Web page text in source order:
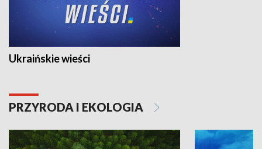
Ukraińskie wieści
PRZYRODA I EKOLOGIA